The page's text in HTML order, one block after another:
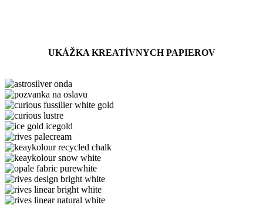
UKÁŽKA KREATÍVNYCH PAPIEROV
astrosilver
onda
astrosilver-
orion
curious
fussilier
white
gold
curious
lustre
ice
gold
icegold
rives
palecream
keaykolour
recycled
chalk
keaykolour
snow
white
opale
fabric
purewhite
rives
design
rives